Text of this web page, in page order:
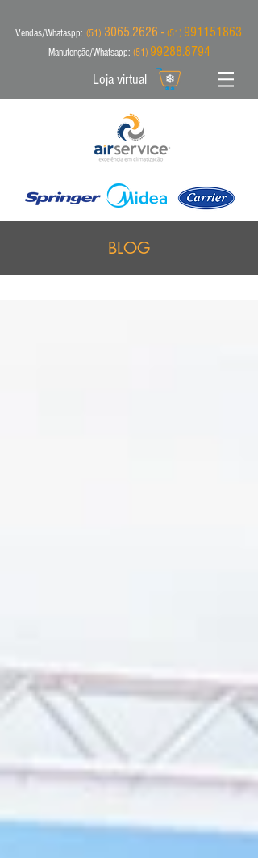
Vendas/Whataspp: (51) 3065.2626 - (51) 991151863
Manutenção/Whatsapp: (51) 99288.8794
Loja virtual
BLOG